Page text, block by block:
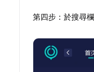
第四步：於搜尋